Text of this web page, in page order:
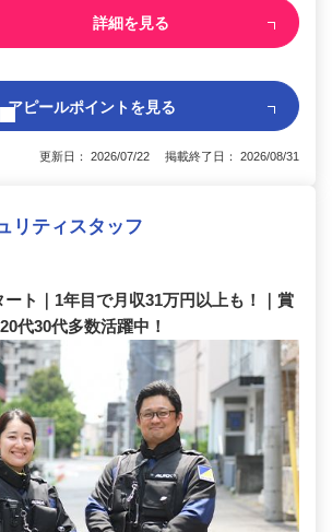
詳細を見る
アピールポイントを見る
更新日： 2026/07/22 掲載終了日： 2026/08/31
リティスタッフ
ト｜1年目で月収31万円以上も！｜賞
代30代多数活躍中！